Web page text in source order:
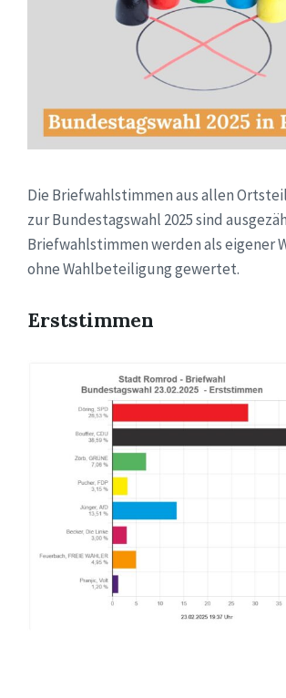
Die Briefwahlstimmen aus allen
zur Bundestagswahl 2025 sind
Briefwahlstimmen werden als eigener
ohne Wahlbeteiligung gewertet.
Erststimmen